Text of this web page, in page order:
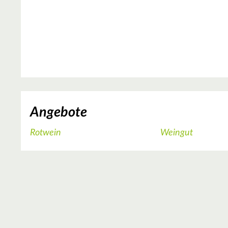
Angebote
Rotwein Weingut